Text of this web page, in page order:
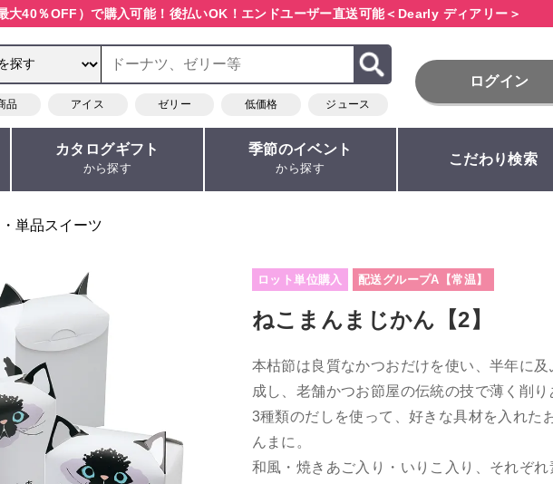
大40％OFF）で購入可能！ 後払いOK！エンドユーザー直送可能＜Dearly ディアリー＞
品 アイス ゼリー 低価格 ジュース
ログイン
カタログギフト
から探す
季節のイベント
から探す
こだわり検索
単品スイーツ
ロット単位購入 配送グループA【常温】
ねこまんまじかん【2】
本枯節は良質なかつおだけを使い、半年に
成し、老舗かつお節屋の伝統の技で薄く削り
3種類のだしを使って、好きな具材を入れた
んまに。
和風・焼きあご入り・いりこ入り、それぞ